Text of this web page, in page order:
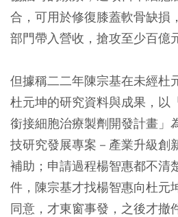
合，可用於修復膝蓋軟骨缺損
部門帶入營收，搶攻至少百億
但據稱二二年陳宗基在未經杜
杜元坤的研究資料與成果，以
銜接細胞治療製劑開發計畫」
技研究發展專案－產業升級創
補助；申請過程楊智惠都不清
件，陳宗基才找楊智惠向杜元
同意，才東窗事發，之後才撤